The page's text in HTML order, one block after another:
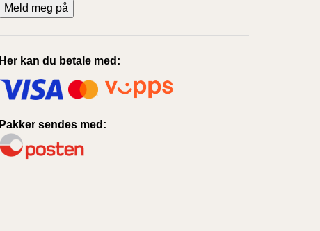
Her kan du betale med:
Pakker sendes med: